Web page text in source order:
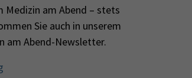
Medizin am Abend – stets
Sie auch in unserem
am Abend-Newsletter.